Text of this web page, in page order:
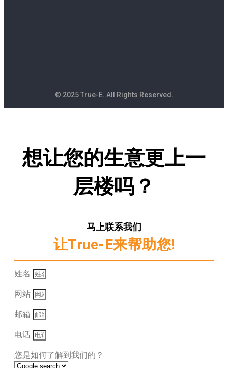
© 2025 True-E. All Rights Reserved.
想让您的生意更上一
层楼吗？
马上联系我们
让True-E来帮助您!
姓名
网站
邮箱
电话
您是如何了解到我们的？